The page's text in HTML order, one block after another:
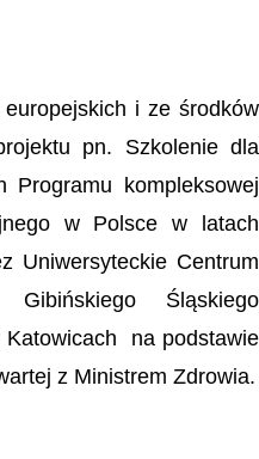
i ze środków
pn. Szkolenie dla
Programu kompleksowej
w Polsce w latach
Uniwersyteckie Centrum
Śląskiego
Katowicach na podstawie
z Ministrem Zdrowia.